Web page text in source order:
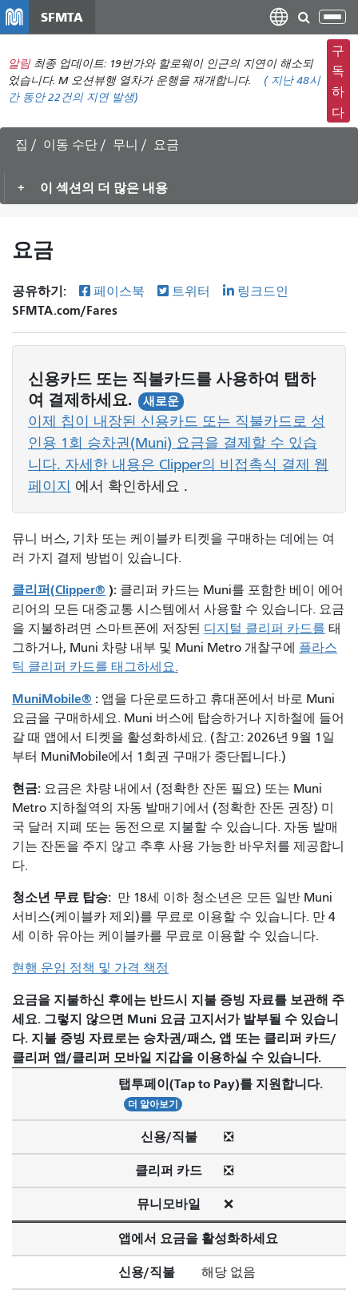
텐
츠
건
SFMTA
탐
색
메
뉴
전
환
알림 최종 업데이트: 19번가와 할로웨이 인근의 지연이 해소되
었습니다. M 오션뷰행 열차가 운행을 재개합니다.
( 지난 48시
간 동안22건의 지연 발생)
구
독
하
다
집 이동 수단 무니 요금
이 섹션의 더 많은 내용
요금
공유하기: 페이스북 트위터 링크드인
SFMTA.com/Fares
신용카드 또는 직불카드를 사용하여 탭하
여 결제하세요.
새로운
이제 칩이 내장된 신용카드 또는 직불카드로 성
인용 1회 승차권(Muni) 요금을 결제할 수 있습
니다. 자세한 내용은 Clipper의 비접촉식 결제 웹
페이지 에서 확인하세요 .
뮤니 버스, 기차 또는 케이블카 티켓을 구매하는 데에는 여
러 가지 결제 방법이 있습니다.
클리퍼(Clipper® ): 클리퍼 카드는 Muni를 포함한 베이 에어
리어의 모든 대중교통 시스템에서 사용할 수 있습니다. 요금
을 지불하려면 스마트폰에 저장된 디지털 클리퍼 카드를 태
그하거나, Muni 차량 내부 및 Muni Metro 개찰구에 플라스
틱 클리퍼 카드를 태그하세요.
MuniMobile® : 앱을 다운로드하고 휴대폰에서 바로 Muni
요금을 구매하세요. Muni 버스에 탑승하거나 지하철에 들어
갈 때 앱에서 티켓을 활성화하세요. (참고: 2026년 9월 1일
부터 MuniMobile에서 1회권 구매가 중단됩니다.)
현금: 요금은 차량 내에서 (정확한 잔돈 필요) 또는 Muni
Metro 지하철역의 자동 발매기에서 (정확한 잔돈 권장) 미
국 달러 지폐 또는 동전으로 지불할 수 있습니다. 자동 발매
기는 잔돈을 주지 않고 추후 사용 가능한 바우처를 제공합니
다.
청소년 무료 탑승: 만 18세 이하 청소년은 모든 일반 Muni
서비스(케이블카 제외)를 무료로 이용할 수 있습니다. 만 4
세 이하 유아는 케이블카를 무료로 이용할 수 있습니다.
현행 운임 정책 및 가격 책정
요금을 지불하신 후에는 반드시 지불 증빙 자료를 보관해 주
세요. 그렇지 않으면 Muni 요금 고지서가 발부될 수 있습니
다. 지불 증빙 자료로는 승차권/패스, 앱 또는 클리퍼 카드/
클리퍼 앱/클리퍼 모바일 지갑을 이용하실 수 있습니다.
탭투페이(Tap to Pay)를 지원합니다.
더 알아보기
신용/직불 ❎
클리퍼 카드 ❎
뮤니모바일 ❌
앱에서 요금을 활성화하세요
신용/직불 해당 없음